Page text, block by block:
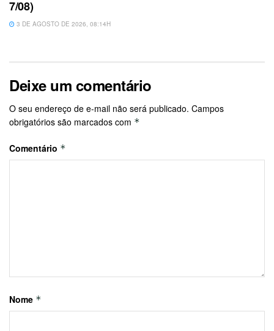
7/08)
3 DE AGOSTO DE 2026, 08:14H
Deixe um comentário
O seu endereço de e-mail não será publicado. Campos
obrigatórios são marcados com *
Comentário *
Nome *